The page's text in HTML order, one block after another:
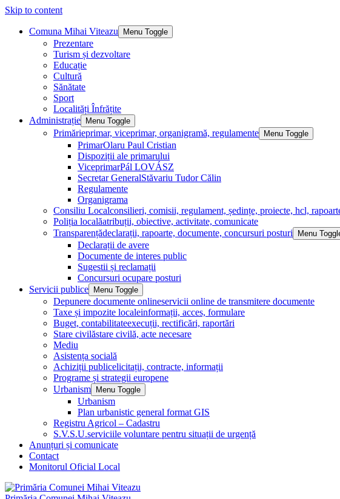
Skip to content
Comuna Mihai Viteazu Menu Toggle
Prezentare
Turism și dezvoltare
Educație
Cultură
Sănătate
Sport
Localități Înfrățite
Administrație
Menu Toggle
Primărieprimar, viceprimar, organigramă, regulamente Menu Toggle
PrimarOlaru Paul Cristian
Dispoziții ale primarului
ViceprimarPál LOVÁSZ
Secretar GeneralStăvariu Tudor Călin
Regulamente
Organigrama
Consiliu Localconsilieri, comisii, regulament, ședințe, proiecte, hcl,
Poliția localăatribuții, obiective, activitate, comunicate
Transparențădeclarații, rapoarte, documente, concursuri posturi Menu
Declarații de avere
Documente de interes public
Sugestii și reclamații
Concursuri ocupare posturi
Servicii publice
Menu Toggle
Depunere documente onlineservicii online de transmitere documente
Taxe și impozite localeinformații, acces, formulare
Buget, contabilitateexecuții, rectificări, raportări
Stare civilăstare civilă, acte necesare
Mediu
Asistența socială
Achiziții publicelicitații, contracte, informații
Programe și strategii europene
Urbanism
Menu Toggle
Urbanism
Plan urbanistic general format GIS
Registru Agricol – Cadastru
S.V.S.U.serviciile voluntare pentru situații de urgență
Anunțuri și comunicate
Contact
Monitorul Oficial Local